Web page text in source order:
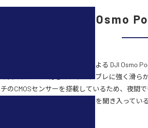
まず DJI Osmo
まず初めにインストラクターによる DJI Osmo
イズのジンバル付きカメラで、ブレに強く滑ら
チのCMOSセンサーを搭載しているため、夜間
話しました。皆さん熱心に説明を聞き入ってい